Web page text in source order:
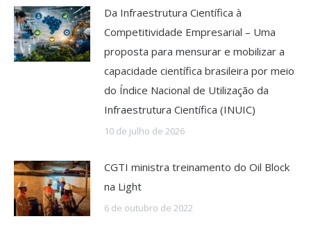
Da Infraestrutura Científica à
Competitividade Empresarial – Uma
proposta para mensurar e mobilizar a
capacidade científica brasileira por meio
do Índice Nacional de Utilização da
Infraestrutura Científica (INUIC)
10 de julho de 2026
CGTI ministra treinamento do Oil Block
na Light
6 de outubro de 2022